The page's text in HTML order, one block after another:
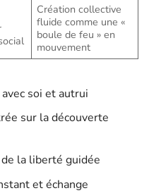
Création collective
fluide comme une «
boule de feu » en
mouvement
soi et autrui
sur la découverte
la liberté guidée
et échange